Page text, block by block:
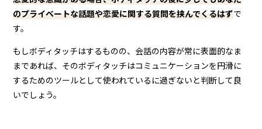
のプライベートな話題や恋愛に関する質問を挟んでくるはずで
す。
もしボディタッチはするものの、会話の内容が常に表面的なま
まであれば、そのボディタッチはコミュニケーションを円滑に
するためのツールとして使われているに過ぎないと判断して良
いでしょう。